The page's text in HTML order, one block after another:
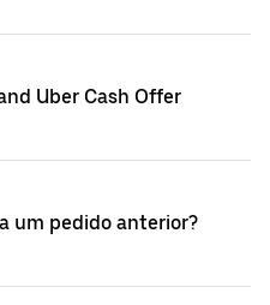
Uber Cash Offer
um pedido anterior?